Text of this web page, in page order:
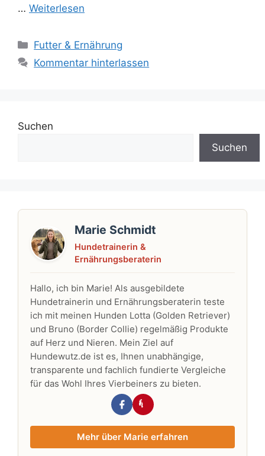
… Weiterlesen
Kategorien
Futter & Ernährung
Kommentar hinterlassen
Suchen
Suchen
Marie Schmidt
Hundetrainerin &
Ernährungsberaterin
Hallo, ich bin Marie! Als ausgebildete
Hundetrainerin und Ernährungsberaterin teste
ich mit meinen Hunden Lotta (Golden Retriever)
und Bruno (Border Collie) regelmäßig Produkte
auf Herz und Nieren. Mein Ziel auf
Hundewutz.de ist es, Ihnen unabhängige,
transparente und fachlich fundierte Vergleiche
für das Wohl Ihres Vierbeiners zu bieten.
Mehr über Marie erfahren